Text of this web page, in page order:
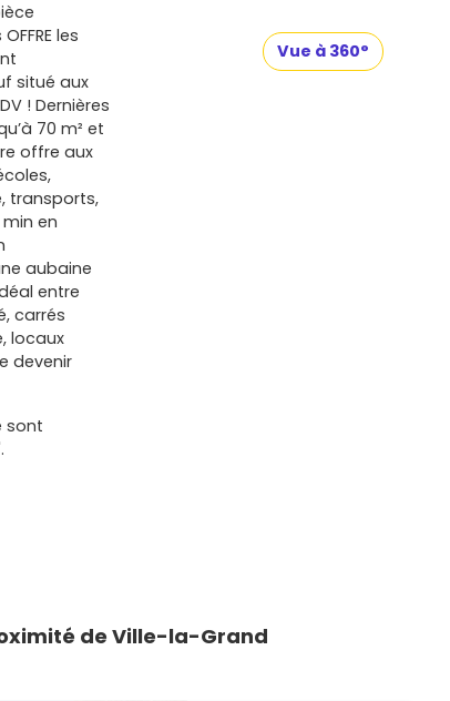
les
situé aux
! Dernières
70 m² et
offre aux
transports,
en
aubaine
entre
carrés
locaux
devenir
sont
Vue à 360°
de Ville-la-Grand